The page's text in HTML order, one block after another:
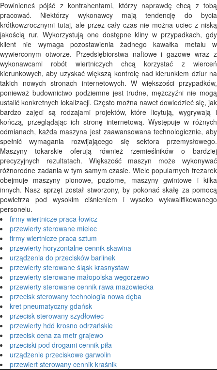
Powinieneś pójść z kontrahentami, którzy naprawdę chcą z tobą
pracować. Niektórzy wykonawcy mają tendencję do bycia
krótkowzrocznymi tutaj, ale przez cały czas nie można uciec z niską
jakością rur. Wykorzystują one dostępne kliny w przypadkach, gdy
klient nie wymaga pozostawienia żadnego kawałka metalu w
wywierconym otworze. Przedsiębiorstwa naftowe i gazowe wraz z
wykonawcami robót wiertniczych chcą korzystać z wierceń
kierunkowych, aby uzyskać większą kontrolę nad kierunkiem dziur na
takich nowych stronach internetowych. W większości przypadków,
ponieważ budownictwo podziemne jest trudne, mężczyźni nie mogą
ustalić konkretnych lokalizacji. Często można nawet dowiedzieć się, jak
bardzo zajęci są rodzajami projektów, które licytują, wygrywają i
kończą, przeglądając ich stronę internetową. Występuje w różnych
odmianach, każda maszyna jest zaawansowana technologicznie, aby
spełnić wymagania rozwijającego się sektora przemysłowego.
Maszyny tokarskie oferują również rzemieślników o bardziej
precyzyjnych rezultatach. Większość maszyn może wykonywać
różnorodne zadania w tym samym czasie. Wiele popularnych frezarek
obejmuje maszyny pionowe, poziome, maszyny gwintowe i kilka
innych. Nasz sprzęt został stworzony, by pokonać skałę za pomocą
powietrza pod wysokim ciśnieniem i wysoko wykwalifikowanego
personelu.
firmy wiertnicze praca łowicz
przewierty sterowane mielec
firmy wiertnicze praca sztum
przewierty horyzontalne cennik skawina
urządzenia do przecisków barlinek
przewierty sterowane śląsk krasnystaw
przewierty sterowane małopolska węgorzewo
przewierty sterowane cennik rawa mazowiecka
przecisk sterowany technologia nowa dęba
kret pneumatyczny gdańsk
przecisk sterowany szydłowiec
przewierty hdd krosno odrzańskie
przecisk cena za metr grajewo
przeciski pod drogami cennik piła
urządzenie przeciskowe garwolin
przewiert sterowany cennik kraśnik